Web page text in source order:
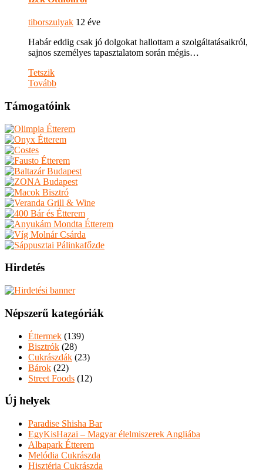
tiborszulyak 12 éve
Habár eddig csak jó dolgokat hallottam a szolgáltatásaikról,
sajnos személyes tapasztalatom során mégis…
Tetszik
Tovább
Támogatóink
Hirdetés
Népszerű kategóriák
Éttermek (139)
Bisztrók (28)
Cukrászdák (23)
Bárok (22)
Street Foods (12)
Új helyek
Paradise Shisha Bar
EgyKisHazai – Magyar élelmiszerek Angliába
Albapark Étterem
Melódia Cukrászda
Hisztéria Cukrászda